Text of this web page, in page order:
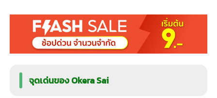
จุดเด่นของ Okera Sai